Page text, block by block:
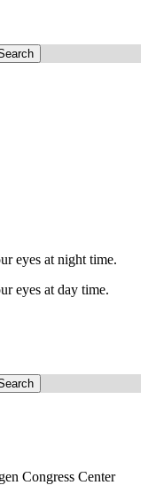
eyes at night time.
eyes at day time.
Congress Center